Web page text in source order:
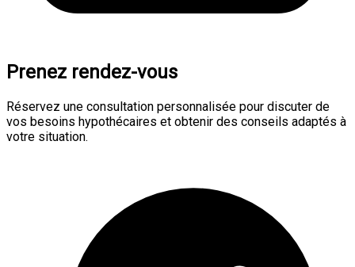
Prenez rendez-vous
Réservez une consultation personnalisée pour discuter de
vos besoins hypothécaires et obtenir des conseils adaptés à
votre situation.